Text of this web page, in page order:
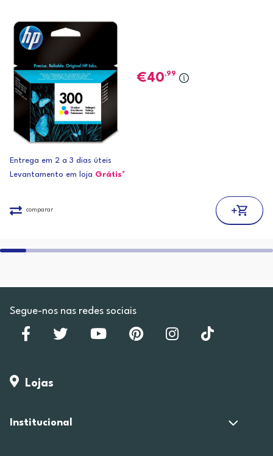
40,99
Entrega em 2 a 3 dias úteis
Levantamento em loja Grátis*
comparar
Segue-nos nas redes sociais
Lojas
Institucional